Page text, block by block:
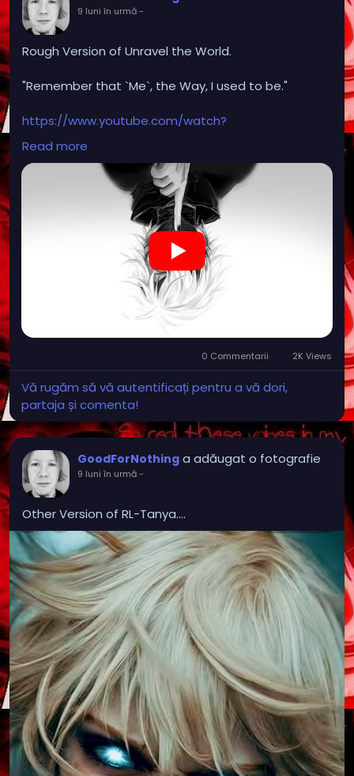
9 luni în urmă-
Rough Version of Unravel the World.
"Remember that `Me`, the Way, I used to be."
https://www.youtube.com/watch?
v=QpgWc5u0PPw
Read more
0 Commentarii 2K Views
Vă rugăm să vă autentificați pentru a vă dori,
partaja și comenta!
GoodForNothing a adăugat o fotografie
9 luni în urmă-
Other Version of RL-Tanya....